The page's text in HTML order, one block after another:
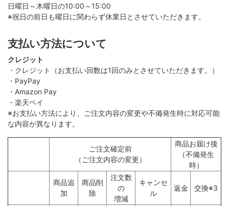
日曜日～木曜日の10:00～15:00
※祝日の前日も曜日に関わらず休業日とさせていただきます。
支払い方法について
クレジット
・クレジット（お支払い回数は1回のみとさせていただきます。）
・PayPay
・Amazon Pay
・楽天ペイ
※お支払い方法により、ご注文内容の変更や不備発生時に対応可能
な内容が異なります。
ご注文確定前
（ご注文内容の変更）
商品お届け後
（不備発生
時）
商品追
加
商品削
除
注文数
の
増減
キャンセ
ル
返金 交換※3